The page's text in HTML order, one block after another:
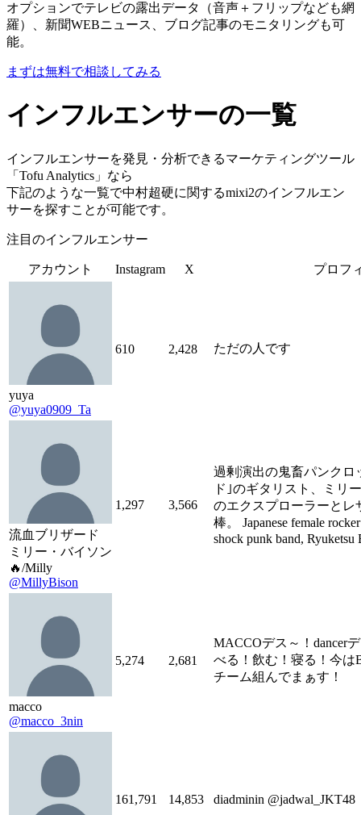
オプションでテレビの露出データ（音声＋フリップなども網
羅）、新聞WEBニュース、ブログ記事のモニタリングも可
能。
まずは無料で相談してみる
インフルエンサーの一覧
インフルエンサーを発見・分析できるマーケティングツール
「Tofu Analytics」なら
下記のような一覧で中村超硬に関するmixi2のインフルエン
サーを探すことが可能です。
注目のインフルエンサー
アカウント Instagram X プロフ
yuya
@yuya0909_Ta
610 2,428 ただの人です
流血ブリザード
ミリー・バイソン
🔥/Milly
@MillyBison
1,297 3,566
過剰演出の鬼畜パンクロ
ド｣のギタリスト、ミリ
のエクスプローラーとレ
棒。 Japanese female
shock punk band, Ryuketsu
macco
@macco_3nin
5,274 2,681
MACCOデス～！dancer
べる！飲む！寝る！今は
チーム組んでまぁす！
161,791 14,853 diadminin @jadwal_JKT48